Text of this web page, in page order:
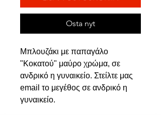
Osta nyt
Μπλουζάκι με παπαγάλο
"Κοκατού" μαύρο χρώμα, σε
ανδρικό η γυναικείο. Στείλτε μας
email το μεγέθος σε ανδρικό η
γυναικείο.